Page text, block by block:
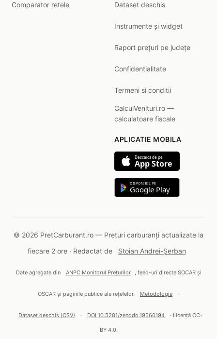
Comparator retele Dataset deschis
Instrumente și widget
Raport prețuri pe județe
Confidentialitate
Termeni si conditii
CalculVenituri.ro —
calculatoare fiscale
APLICATIE MOBILA
Descarca de pe
App Store
DISPONIBIL PE
Google Play
© 2026 PretCarburant.ro — Prețuri carburanți actualizate la
fiecare 2 ore · Redactat de
Stoian Andrei-Șerban
Date agregate din ANPC Monitorul Prețurilor , feed-uri directe SOCAR și
OSCAR și paginile publice ale rețelelor. Metodologie ·
Dataset deschis (CSV) · DOI 10.5281/zenodo.19560194 · Licență CC-
BY 4.0.